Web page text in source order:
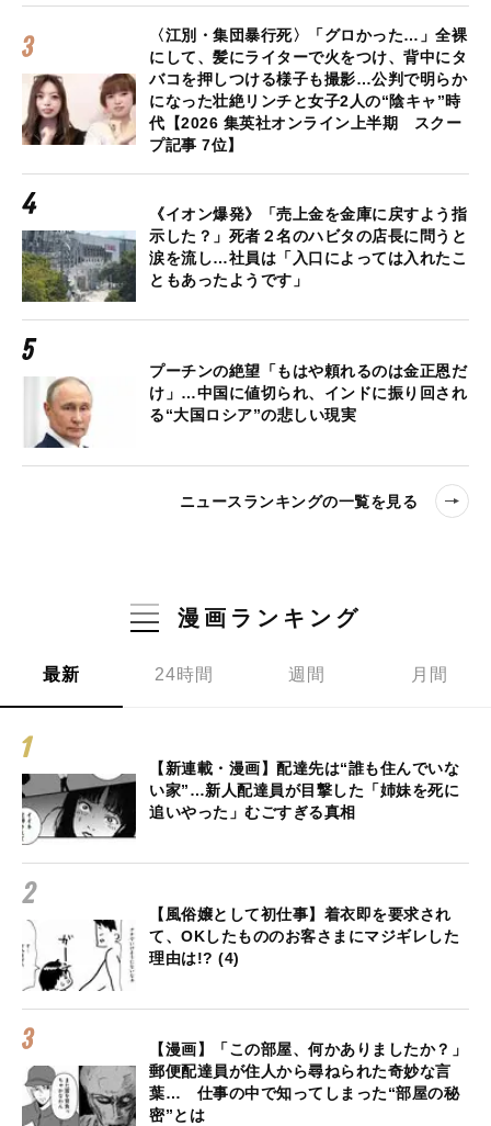
〈江別・集団暴行死〉「グロかった…」全裸
にして、髪にライターで火をつけ、背中にタ
バコを押しつける様子も撮影…公判で明らか
になった壮絶リンチと女子2人の“陰キャ”時
代【2026 集英社オンライン上半期 スクー
プ記事 7位】
《イオン爆発》「売上金を金庫に戻すよう指
示した？」死者２名のハビタの店長に問うと
涙を流し…社員は「入口によっては入れたこ
ともあったようです」
プーチンの絶望「もはや頼れるのは金正恩だ
け」…中国に値切られ、インドに振り回され
る“大国ロシア”の悲しい現実
ニュースランキングの一覧を見る
漫画ランキング
最新 24時間 週間 月間
【新連載・漫画】配達先は“誰も住んでいな
い家”…新人配達員が目撃した「姉妹を死に
追いやった」むごすぎる真相
【風俗嬢として初仕事】着衣即を要求され
て、OKしたもののお客さまにマジギレした
理由は!? (4)
【漫画】「この部屋、何かありましたか？」
郵便配達員が住人から尋ねられた奇妙な言
葉… 仕事の中で知ってしまった“部屋の秘
密”とは